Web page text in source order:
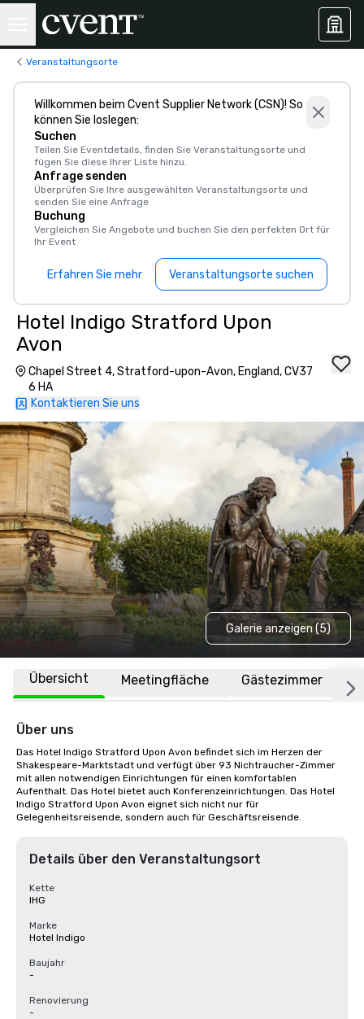
Veranstaltungsorte
Willkommen beim Cvent Supplier Network (CSN)! So
können Sie loslegen:
Suchen
Teilen Sie Eventdetails, finden Sie Veranstaltungsorte und
fügen Sie diese Ihrer Liste hinzu.
Anfrage senden
Überprüfen Sie Ihre ausgewählten Veranstaltungsorte und
senden Sie eine Anfrage
Buchung
Vergleichen Sie Angebote und buchen Sie den perfekten Ort für
Ihr Event
Erfahren Sie mehr Veranstaltungsorte suchen
Hotel Indigo Stratford Upon
Avon
Chapel Street 4, Stratford-upon-Avon, England, CV37
6 HA
Kontaktieren Sie uns
Galerie anzeigen (5)
Übersicht Meetingfläche Gästezimmer
Über uns
Das Hotel Indigo Stratford Upon Avon befindet sich im Herzen der
Shakespeare-Marktstadt und verfügt über 93 Nichtraucher-Zimmer
mit allen notwendigen Einrichtungen für einen komfortablen
Aufenthalt. Das Hotel bietet auch Konferenzeinrichtungen. Das Hotel
Indigo Stratford Upon Avon eignet sich nicht nur für
Gelegenheitsreisende, sondern auch für Geschäftsreisende.
Details über den Veranstaltungsort
Kette
IHG
Marke
Hotel Indigo
Baujahr
-
Renovierung
-